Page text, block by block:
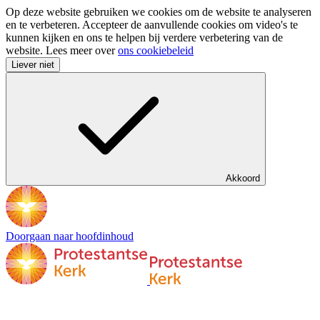
Op deze website gebruiken we cookies om de website te analyseren
en te verbeteren. Accepteer de aanvullende cookies om video's te
kunnen kijken en ons te helpen bij verdere verbetering van de
website. Lees meer overons cookiebeleid
Liever niet
Akkoord
Doorgaan naar hoofdinhoud